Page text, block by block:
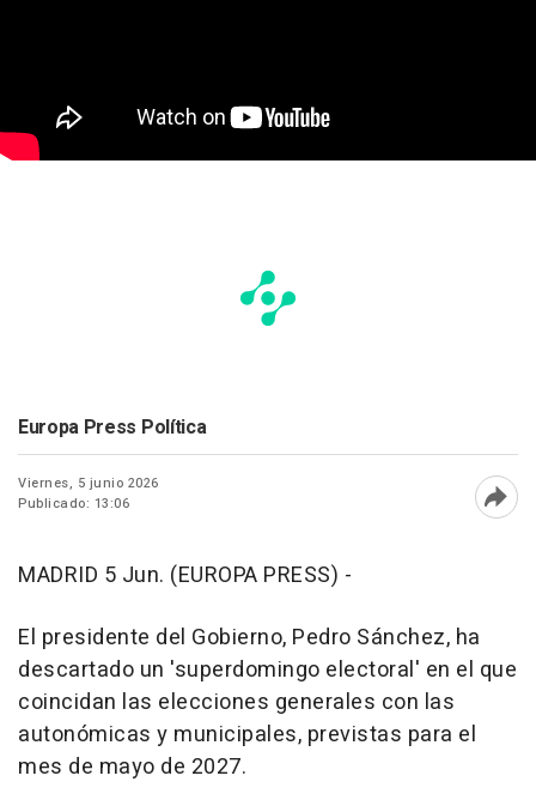
Europa Press Política
Viernes, 5 junio 2026
Publicado: 13:06
MADRID 5 Jun. (EUROPA PRESS) -
El presidente del Gobierno, Pedro Sánchez, ha
descartado un 'superdomingo electoral' en el que
coincidan las elecciones generales con las
autonómicas y municipales, previstas para el
mes de mayo de 2027.